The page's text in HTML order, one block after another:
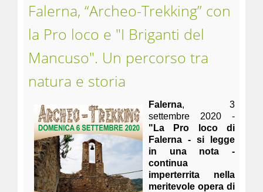
Falerna, “Archeo-Trekking” con
la Pro loco e "I Briganti del
Mancuso". Un percorso tra
natura e storia
Falerna, 3
settembre 2020 -
"La Pro loco di
Falerna - si legge
in una nota -
continua
imperterrita nella
meritevole opera di